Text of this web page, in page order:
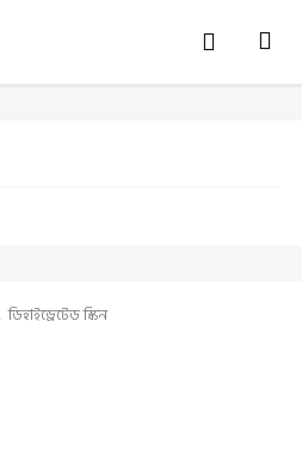
ডিহাইড্রেটেড স্কিন